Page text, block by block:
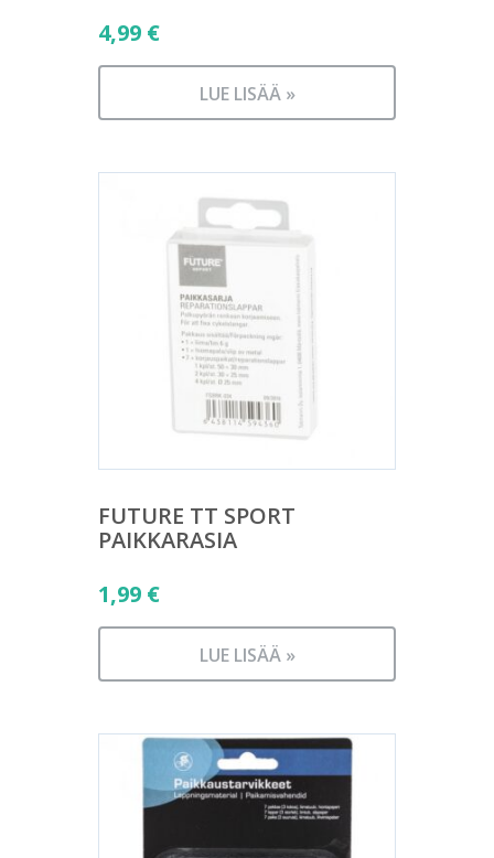
4,99 €
LUE LISÄÄ »
FUTURE TT SPORT
PAIKKARASIA
1,99 €
LUE LISÄÄ »